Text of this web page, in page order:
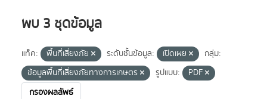
พบ 3 ชุดข้อมูล
แท็ค: พื้นที่เสี่ยงภัย ระดับชั้นข้อมูล: เปิดเผย
กลุ่ม:
ข้อมูลพื้นที่เสี่ยงภัยทางการเกษตร
รูปแบบ:
PDF
กรองผลลัพธ์